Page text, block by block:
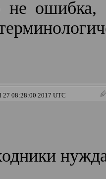
ошибка,
27 08:28:00 2017 UTC